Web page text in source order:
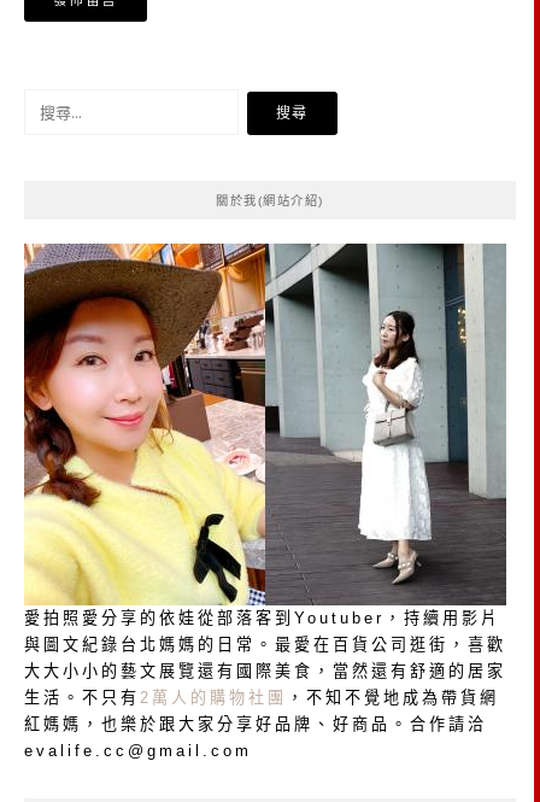
關於我(網站介紹)
愛拍照愛分享的依娃從部落客到Youtuber，持續用影片
與圖文紀錄台北媽媽的日常。最愛在百貨公司逛街，喜歡
大大小小的藝文展覽還有國際美食，當然還有舒適的居家
生活。不只有 2萬人的購物社團
，不知不覺地成為帶貨網
紅媽媽，也樂於跟大家分享好品牌、好商品。合作請洽
evalife.cc@gmail.com